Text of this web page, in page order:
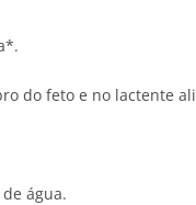
do feto e no lactente
água.